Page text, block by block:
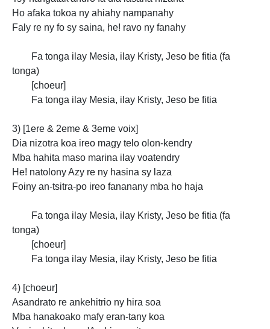
Ho afaka tokoa ny ahiahy nampanahy
Faly re ny fo sy saina, he! ravo ny fanahy
Fa tonga ilay Mesia, ilay Kristy, Jeso be fitia (fa
tonga)
[choeur]
Fa tonga ilay Mesia, ilay Kristy, Jeso be fitia
3) [1ere & 2eme & 3eme voix]
Dia nizotra koa ireo magy telo olon-kendry
Mba hahita maso marina ilay voatendry
He! natolony Azy re ny hasina sy laza
Foiny an-tsitra-po ireo fananany mba ho haja
Fa tonga ilay Mesia, ilay Kristy, Jeso be fitia (fa
tonga)
[choeur]
Fa tonga ilay Mesia, ilay Kristy, Jeso be fitia
4) [choeur]
Asandrato re ankehitrio ny hira soa
Mba hanakoako mafy eran-tany koa